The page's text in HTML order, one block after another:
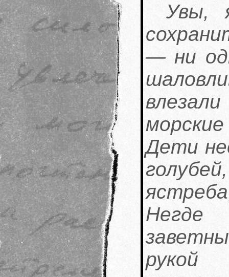
Увы,
— ни
Дети
рукой